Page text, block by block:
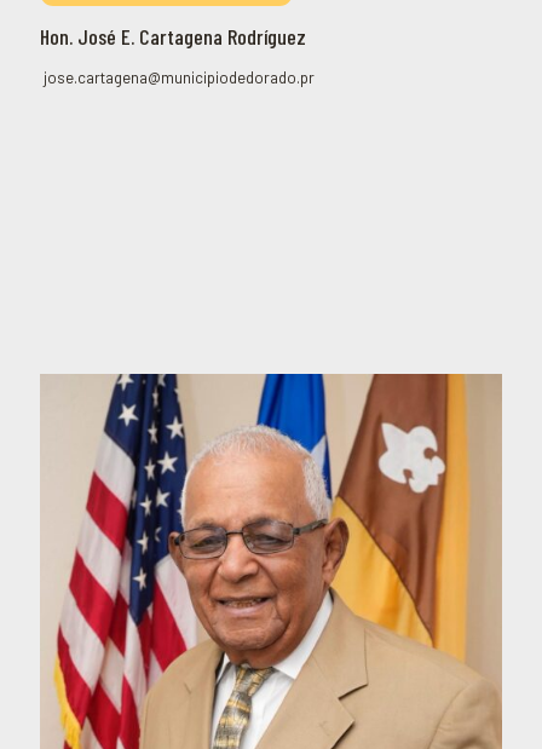
Hon. José E. Cartagena Rodríguez
jose.cartagena@municipiodedorado.pr